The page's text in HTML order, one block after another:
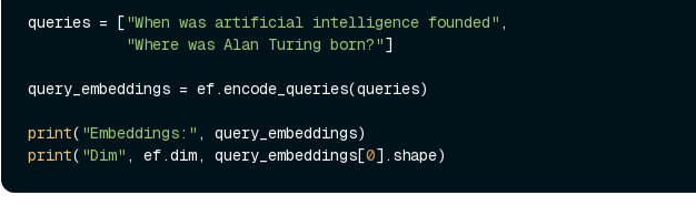
queries = ["When was artificial intelligence founded" ,
"Where was Alan Turing born?"]
query_embeddings = ef.encode_queries(queries)
print( "Embeddings:"
print( "Dim" , ef.dim, query_embeddings[0